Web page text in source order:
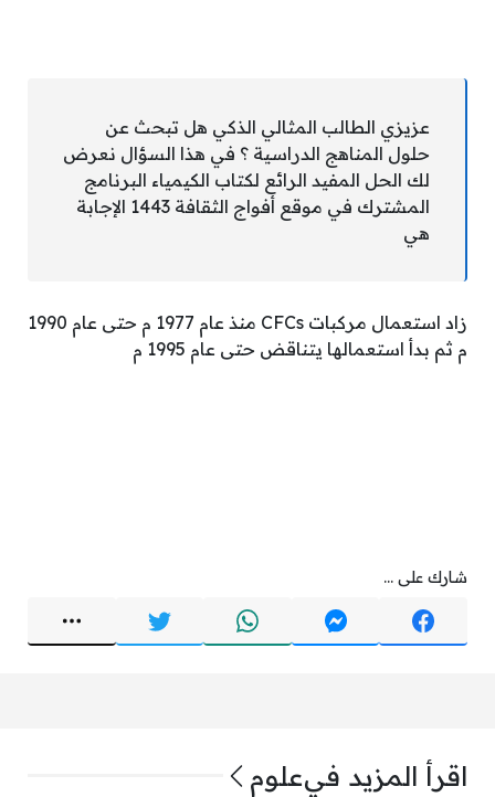
عزيزي الطالب المثالي الذكي هل تبحث عن
حلول المناهج الدراسية ؟ في هذا السؤال نعرض
لك الحل المفيد الرائع لكتاب الكيمياء البرنامج
المشترك في موقع أفواج الثقافة 1443 الإجابة
هي
زاد استعمال مركبات CFCs منذ عام 1977 م حتى عام 1990
م ثم بدأ استعمالها يتناقض حتى عام 1995 م
شارك على ...
اقرأ المزيد فيعلوم